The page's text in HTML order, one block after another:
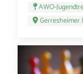
AWO-
Gerresheimer